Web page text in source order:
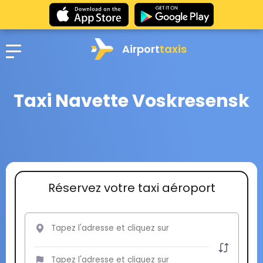
Airporttaxis
Taxi Navette Voskresensk
Réservez votre taxi aéroport